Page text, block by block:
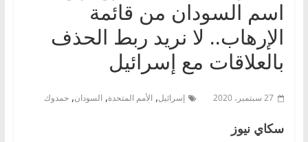
اسم السودان من قائمة
الإرهاب.. لا نريد ربط الحذف
بالعلاقات مع إسرائيل
27 سبتمبر، 2020 إسرائيل, الأمم المتحدة, السودان, حمدوك
سكاي نيوز